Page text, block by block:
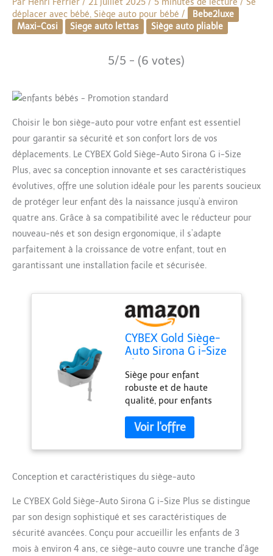
Par Henri Ferrier / 21 juillet 2025 / 5 minutes de lecture / Se
déplacer avec bébé, Siège auto pour bébé /
Bebe2luxe
Maxi-Cosi
Siege auto lettas Siège auto pliable
5/5 - (6 votes)
Choisir le bon siège-auto pour votre enfant est essentiel
pour garantir sa sécurité et son confort lors de vos
déplacements. Le CYBEX Gold Siège-Auto Sirona G i-Size
Plus, avec sa conception innovante et ses caractéristiques
évolutives, offre une solution idéale pour les parents soucieux
de protéger leur enfant dès la naissance jusqu’à environ
quatre ans. Grâce à sa compatibilité avec le réducteur pour
nouveau-nés et son design ergonomique, il s’adapte
parfaitement à la croissance de votre enfant, tout en
garantissant une installation facile et sécurisée.
CYBEX Gold Siège-
Auto Sirona G i-Size
mois à 4 ans environ
(dès la naissance
avec le Réducteur),
Max. 19 kg, 61-105
cm (dès 40 cm avec
le Réducteur), Beach
Blue
Siège pour enfant
robuste et de haute
qualité, pour enfants
(dès la naissance avec
insert pour nouveau-né),
max. 19 kg, 61 à 105 cm
insert pour nouveau-né),
Sécurité maximale grâce
à la conduite orientée
vers l'arrière et à la
Conception et caractéristiques du siège-auto
Le CYBEX Gold Siège-Auto Sirona G i-Size Plus se distingue
par son design sophistiqué et ses caractéristiques de
sécurité avancées. Conçu pour accueillir les enfants de 3
mois à environ 4 ans, ce siège-auto couvre une tranche d’âge